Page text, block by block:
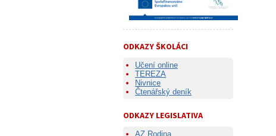
ODKAZY ŠKOLÁCI
Učení online
TEREZA
Nivnice
Čtenářský deník
ODKAZY LEGISLATIVA
AZ Rodina